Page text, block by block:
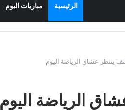
الرئيسية مباريات اليوم
ينتظر عشاق الرياضة اليوم
الرياضة اليوم